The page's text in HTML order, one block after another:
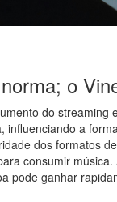
o
do
influenciando a
dos formatos
consumir
pode ganhar